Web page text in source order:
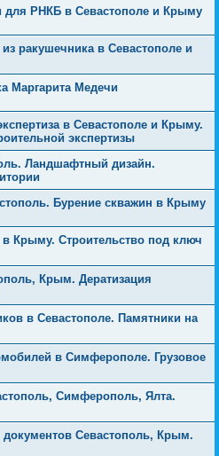
для РНКБ в Севастополе и Крыму
ракушечника в Севастополе и
Маргарита Медечи
в Севастополе и Крыму.
экспертизы
Ландшафтный дизайн.
Бурение скважин в Крыму
Крыму. Строительство под ключ
Крым. Дератизация
в Севастополе. Памятники на
в Симферополе. Грузовое
Симферополь, Ялта.
Севастополь, Крым.